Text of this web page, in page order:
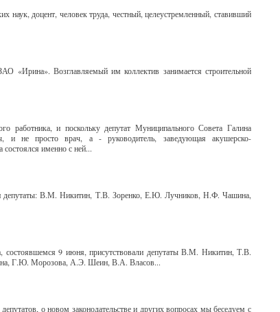
доцент, человек труда, честный, целеустремленный, ставивший
«Ирина». Возглавляемый им коллектив занимается строительной
работника, и поскольку депутат Муниципального Совета Галина
и не просто врач, а - руководитель, заведующая акушерско-
состоялся именно с ней...
депутаты: В.М. Никитин, Т.В. Зоренко, Е.Ю. Лучников, Н.Ф. Чашина,
состоявшемся 9 июня, присутствовали депутаты В.М. Никитин, Т.В.
Г.Ю. Морозова, А.Э. Шеин, В.А. Власов...
о новом законодательстве и других вопросах мы беседуем с